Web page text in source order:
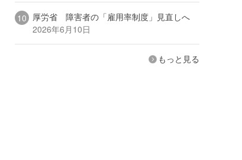
厚労省 障害者の「雇用率制度」見直しへ
2026年6月10日
もっと見る